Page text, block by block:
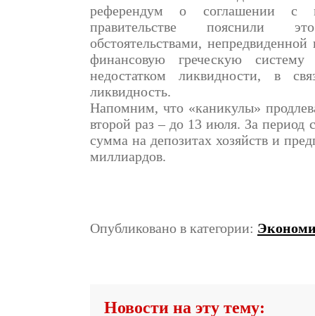
референдум о соглашении с
правительстве пояснили
обстоятельствами,
финансовую греческую
недостатком ликвидности, в
ликвидность.
Напомним, что «каникулы»
второй раз – до 13 июля. За период
сумма на депозитах хозяйств и
миллиардов.
Опубликовано в категории:
Новости на эту тему: